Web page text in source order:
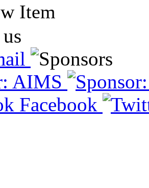
Item
Facebook